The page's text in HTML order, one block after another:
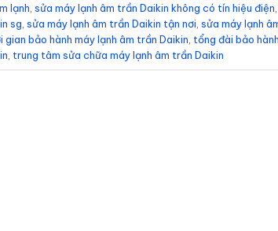
lạnh, sửa máy lạnh âm trần Daikin không có tín hiệu điện,
sg, sửa máy lạnh âm trần Daikin tận nơi, sửa máy lạnh
gian bảo hành máy lạnh âm trần Daikin, tổng đài bảo
, trung tâm sửa chữa máy lạnh âm trần Daikin